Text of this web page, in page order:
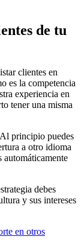
de tu
clientes en
es la competencia
experiencia en
tener una misma
principio puedes
a otro idioma
automáticamente
debes
y sus intereses
en otros